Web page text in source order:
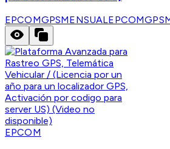
EPCOMGPSMENSUAL
EPCOM